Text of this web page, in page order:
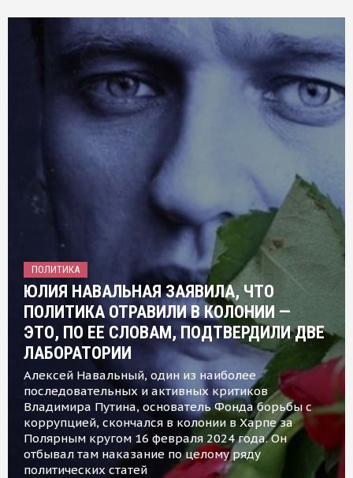
ПОЛИТИКА
ЮЛИЯ НАВАЛЬНАЯ ЗАЯВИЛА, ЧТО
ПОЛИТИКА ОТРАВИЛИ В КОЛОНИИ —
ЭТО, ПО ЕЕ СЛОВАМ, ПОДТВЕРДИЛИ ДВЕ
ЛАБОРАТОРИИ
Алексей Навальный, один из наиболее
последовательных и активных критиков
Владимира Путина, основатель Фонда борьбы с
коррупцией, скончался в колонии в Харпе за
Полярным кругом 16 февраля 2024 года. Он
отбывал там наказание по целому ряду
политических статей